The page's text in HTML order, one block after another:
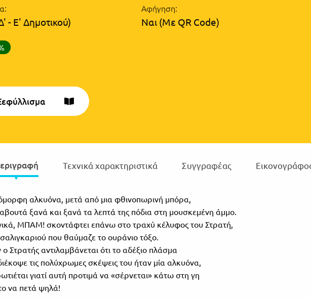
- Ε' Δημοτικού)
Αφήγηση:
Ναι (Με QR Code)
Τεχνικά χαρακτηριστικά Συγγραφέας
αλκυόνα, μετά από μια φθινοπωρινή μπόρα,
ξανά και ξανά τα λεπτά της πόδια στη μουσκεμένη άμμο.
ΜΠΑΜ! σκοντάφτει επάνω στο τραχύ κέλυφος του Στρατή,
που θαύμαζε το ουράνιο τόξο.
Στρατής αντιλαμβάνεται ότι το αδέξιο πλάσμα
τις πολύχρωμες σκέψεις του ήταν μία αλκυόνα,
γιατί αυτή προτιμά να «σέρνεται» κάτω στη γη
να πετά ψηλά!